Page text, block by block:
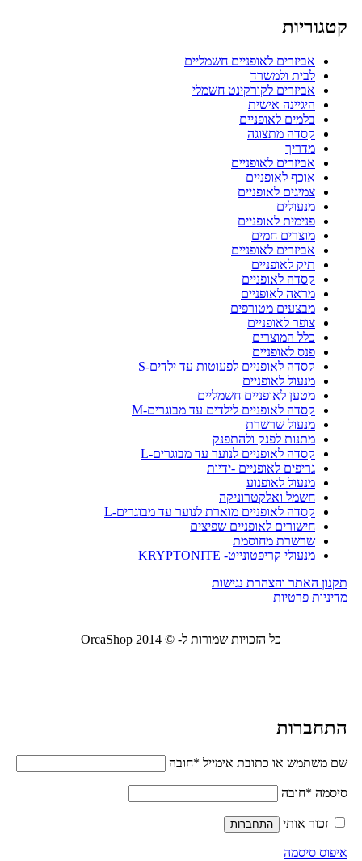
קטגוריות
אביזרים לאופניים חשמליים
לבית ולמשרד
אביזרים לקורקינט חשמלי
היגיינה אישית
בלמים לאופניים
קסדה מתצוגה
מדריך
אביזרים לאופניים
אוכף לאופניים
צמיגים לאופניים
מנעולים
פנימית לאופניים
מוצרים חמים
אביזרים לאופניים
תיק לאופניים
קסדה לאופניים
מראה לאופניים
מבצעים מטורפים
צופר לאופניים
כלל המוצרים
פנס לאופניים
קסדה לאופניים לפעוטות עד ילדים-S
מנעול לאופניים
מטען לאופניים חשמליים
קסדה לאופניים לילדים עד מבוגרים-M
מנעול שרשרת
מתנות לפנק ולהתפנק
קסדה לאופניים לנוער עד מבוגרים-L
גריפים לאופניים -ידיות
מנעול לאופנוע
חשמל ואלקטרוניקה
קסדה לאופניים מוארת לנוער עד מבוגרים-L
חישורים לאופניים שפיצים
שרשרת מחוסמת
מנעולי קריפטונייט- KRYPTONITE
תקנון האתר והצהרת נגישות
מדיניות פרטיות
כל הזכויות שמורות ל- © 2014 OrcaShop
התחברות
שם משתמש או כתובת אימייל *חובה
סיסמה *חובה
זכור אותי התחברות
איפוס סיסמה